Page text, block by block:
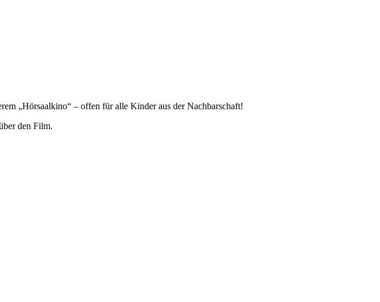
„Hörsaalkino“ – offen für alle Kinder aus der Nachbarschaft!
den Film.